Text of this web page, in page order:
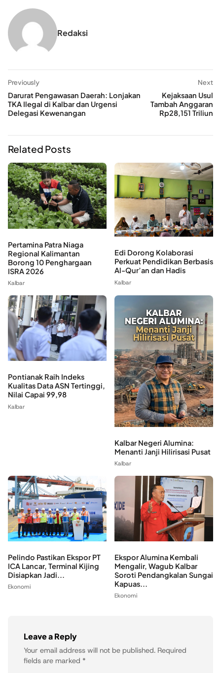
Redaksi
Previously
Darurat Pengawasan Daerah: Lonjakan
TKA Ilegal di Kalbar dan Urgensi
Delegasi Kewenangan
Next
Kejaksaan Usul
Tambah Anggaran
Rp28,151 Triliun
Related Posts
Pertamina Patra Niaga
Regional Kalimantan
Borong 10 Penghargaan
ISRA 2026
Kalbar
Edi Dorong Kolaborasi
Perkuat Pendidikan Berbasis
Al-Qur’an dan Hadis
Kalbar
Pontianak Raih Indeks
Kualitas Data ASN Tertinggi,
Nilai Capai 99,98
Kalbar
Kalbar Negeri Alumina:
Menanti Janji Hilirisasi Pusat
Kalbar
Pelindo Pastikan Ekspor PT
ICA Lancar, Terminal Kijing
Disiapkan Jadi...
Ekonomi
Ekspor Alumina Kembali
Mengalir, Wagub Kalbar
Soroti Pendangkalan Sungai
Kapuas...
Ekonomi
Leave a Reply
Your email address will not be published. Required
fields are marked *